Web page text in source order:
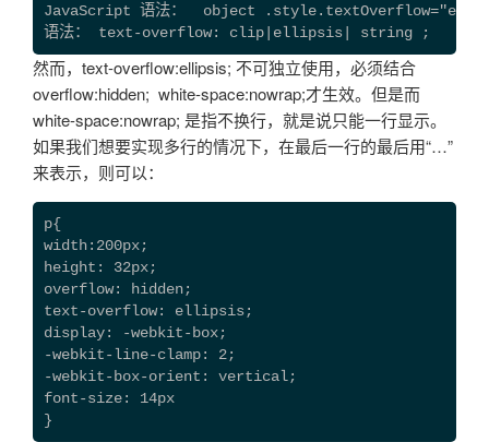
JavaScript 语法：  object
语法： text-overflow: clip|ellipsis| string ;
然而，text-overflow:ellipsis; 不可独立使用，必须结合
overflow:hidden; white-space:nowrap;才生效。但是而
white-space:nowrap; 是指不换行，就是说只能一行显示。
如果我们想要实现多行的情况下，在最后一行的最后用“…”
来表示，则可以：
p{
width:200px;
height: 32px;
overflow: hidden;
text-overflow: ellipsis;
display: -webkit-box;
-webkit-line-clamp: 2;
-webkit-box-orient: vertical;
font-size: 14px
}